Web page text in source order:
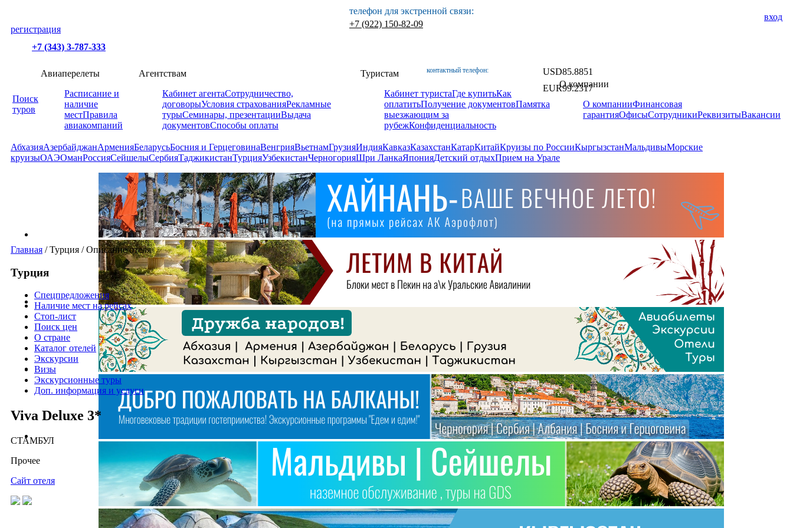
вход
регистрация
+7 (343) 3-787-333
телефон для экстренной связи:
+7 (922) 150-82-09
контактный телефон: USD85.8851
EUR99.2317
Поиск
туров
Авиаперелеты
Расписание и
наличие
местПравила
авиакомпаний
Агентствам
Кабинет агентаСотрудничество,
договорыУсловия страхованияРекламные
турыСеминары, презентацииВыдача
документовСпособы оплаты
Туристам
Кабинет туристаГде купитьКак
оплатитьПолучение документовПамятка
выезжающим за
рубежКонфиденциальность
О компании
О компанииФинансовая
гарантияОфисыСотрудникиРеквизитыВакансии
АбхазияАзербайджанАрменияБеларусьБосния и ГерцеговинаВенгрияВьетнамГрузияИндияКавказКазахстанКатарКитайКруизы по РоссииКыргызстанМальдивыМорские
круизыОАЭОманРоссияСейшелыСербияТаджикистанТурцияУзбекистанЧерногорияШри ЛанкаЯпонияДетский отдыхПрием на Урале
Главная /Турция /Описание отеля
Турция
Спецпредложения
Наличие мест на рейсах
Стоп-лист
Поиск цен
О стране
Каталог отелей
Экскурсии
Визы
Экскурсионные туры
Доп. информация и услуги
Viva Deluxe 3*
СТАМБУЛ
Прочее
Сайт отеля